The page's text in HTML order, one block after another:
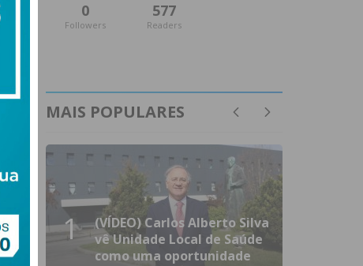
0
Followers
577
Readers
MAIS POPULARES
1
(VÍDEO) Carlos Alberto Silva
vê Unidade Local de Saúde
como uma oportunidade